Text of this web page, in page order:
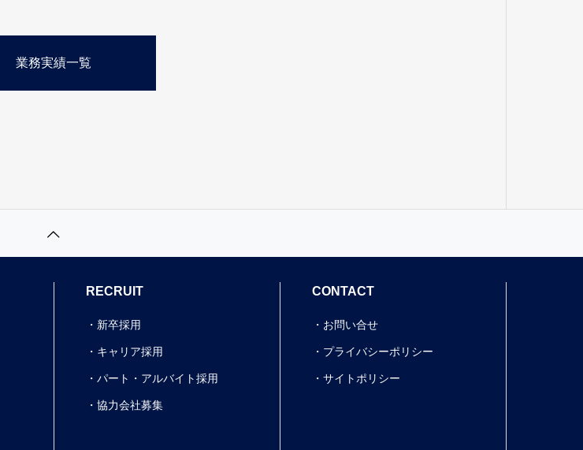
業務実績一覧
RECRUIT
新卒採用
キャリア採用
パート・アルバイト採用
協力会社募集
CONTACT
お問い合せ
プライバシーポリシー
サイトポリシー